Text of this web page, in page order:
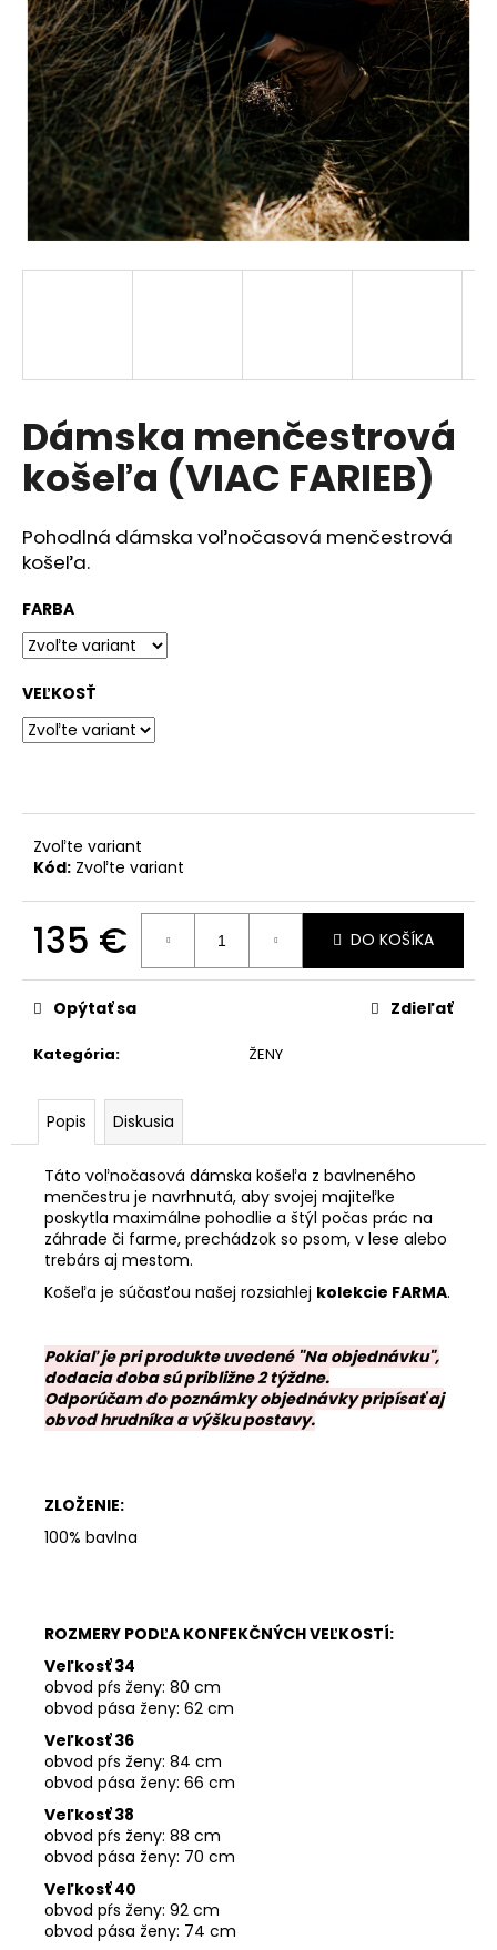
Dámska menčestrová
košeľa (VIAC FARIEB)
Pohodlná dámska voľnočasová menčestrová
košeľa.
FARBA
VEĽKOSŤ
Zvoľte variant
Kód: Zvoľte variant
135 €
cena:
DO KOŠÍKA
Kategória: ŽENY
Opýtať sa Zdieľať
Popis Diskusia
Táto voľnočasová dámska košeľa z bavlneného
menčestru je navrhnutá, aby svojej majiteľke
poskytla maximálne pohodlie a štýl počas prác na
záhrade či farme, prechádzok so psom, v lese alebo
trebárs aj mestom.
Košeľa je súčasťou našej rozsiahlej kolekcie FARMA.
Pokiaľ je pri produkte uvedené "Na objednávku",
dodacia doba sú približne 2 týždne.
Odporúčam do poznámky objednávky pripísať aj
obvod hrudníka a výšku postavy.
ZLOŽENIE:
100% bavlna
ROZMERY PODĽA KONFEKČNÝCH VEĽKOSTÍ:
Veľkosť 34
obvod pŕs ženy: 80 cm
obvod pása ženy: 62 cm
Veľkosť 36
obvod pŕs ženy: 84 cm
obvod pása ženy: 66 cm
Veľkosť 38
obvod pŕs ženy: 88 cm
obvod pása ženy: 70 cm
Veľkosť 40
obvod pŕs ženy: 92 cm
obvod pása ženy: 74 cm
á
j
s
ť
?
d
o
r
ú
č
a
m
e
VÝPREDAJ
VZORIEK
56
€
Pôvodne:
75